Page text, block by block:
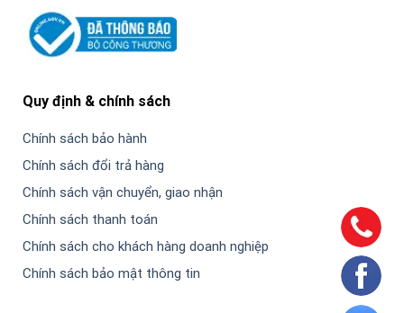
Quy định & chính sách
Chính sách bảo hành
Chính sách đổi trả hàng
Chính sách vận chuyển, giao nhận
Chính sách thanh toán
Chính sách cho khách hàng doanh nghiệp
Chính sách bảo mật thông tin